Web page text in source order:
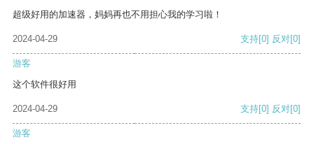
超级好用的加速器，妈妈再也不用担心我的学习啦！
2024-04-29 支持[0] 反对[0]
游客
这个软件很好用
2024-04-29 支持[0] 反对[0]
游客